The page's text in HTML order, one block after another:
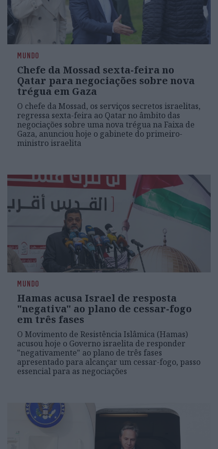
MUNDO
Chefe da Mossad sexta-feira no
Qatar para negociações sobre nova
trégua em Gaza
O chefe da Mossad, os serviços secretos israelitas,
regressa sexta-feira ao Qatar no âmbito das
negociações sobre uma nova trégua na Faixa de
Gaza, anunciou hoje o gabinete do primeiro-
ministro israelita
MUNDO
Hamas acusa Israel de resposta
"negativa" ao plano de cessar-fogo
em três fases
O Movimento de Resistência Islâmica (Hamas)
acusou hoje o Governo israelita de responder
"negativamente" ao plano de três fases
apresentado para alcançar um cessar-fogo, passo
essencial para as negociações